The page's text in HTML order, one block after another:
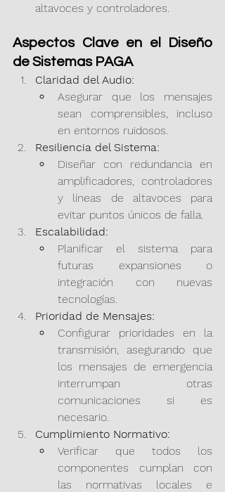
altavoces y controladores.
Aspectos Clave en el Diseño
de Sistemas PAGA
Claridad del Audio:
Asegurar que los mensajes
sean comprensibles, incluso
en entornos ruidosos.
Resiliencia del Sistema:
Diseñar con redundancia en
amplificadores, controladores
y líneas de altavoces para
evitar puntos únicos de falla.
Escalabilidad:
Planificar el sistema para
futuras expansiones o
integración con nuevas
tecnologías.
Prioridad de Mensajes:
Configurar prioridades en la
transmisión, asegurando que
los mensajes de emergencia
interrumpan otras
comunicaciones si es
necesario.
Cumplimiento Normativo:
Verificar que todos los
componentes cumplan con
las normativas locales e